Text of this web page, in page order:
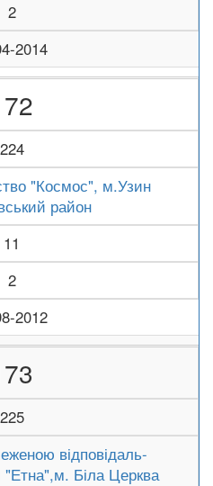
2
2014
224
"Космос", м.Узин
район
11
2
2012
225
відповідаль-
"Етна",м. Біла Церква